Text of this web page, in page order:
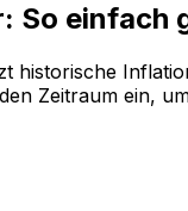
So einfach
historische
Zeitraum ein,